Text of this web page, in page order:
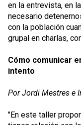
en la entrevista, en
necesario
con la población
grupal en charlas,
Cómo comunicar
intento
Por Jordi Mestres e
"En este taller